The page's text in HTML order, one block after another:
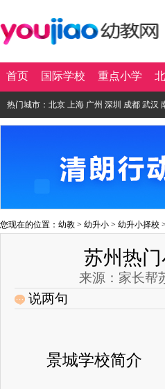
首页 国际学校 重点小学
热门城市： 北京 上海 广州 深圳 成都 武汉
您现在的位置： 幼教 > 幼升小 > 幼升小择校
苏州热
来源：家长帮
说两句
景城学校简介